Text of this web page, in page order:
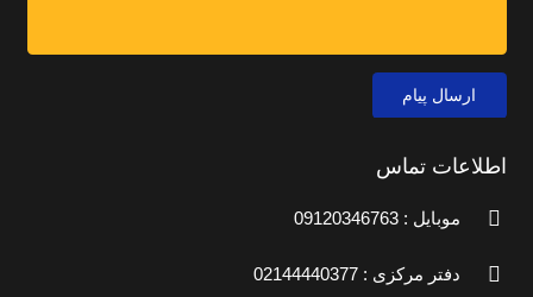
ارسال پیام
اطلاعات تماس
موبایل : 09120346763
دفتر مرکزی : 02144440377